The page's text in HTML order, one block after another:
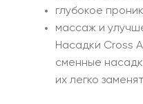
глубокое
массаж и
Насадки Cross
сменные
их легко